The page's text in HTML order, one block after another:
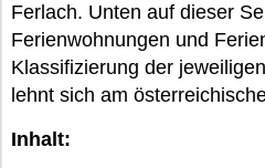
Ferlach. Unten auf dieser
Ferienwohnungen und
Klassifizierung der
lehnt sich am
Inhalt: